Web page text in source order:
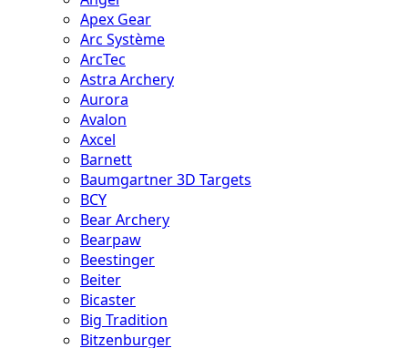
Apex Gear
Arc Système
ArcTec
Astra Archery
Aurora
Avalon
Axcel
Barnett
Baumgartner 3D Targets
BCY
Bear Archery
Bearpaw
Beestinger
Beiter
Bicaster
Big Tradition
Bitzenburger